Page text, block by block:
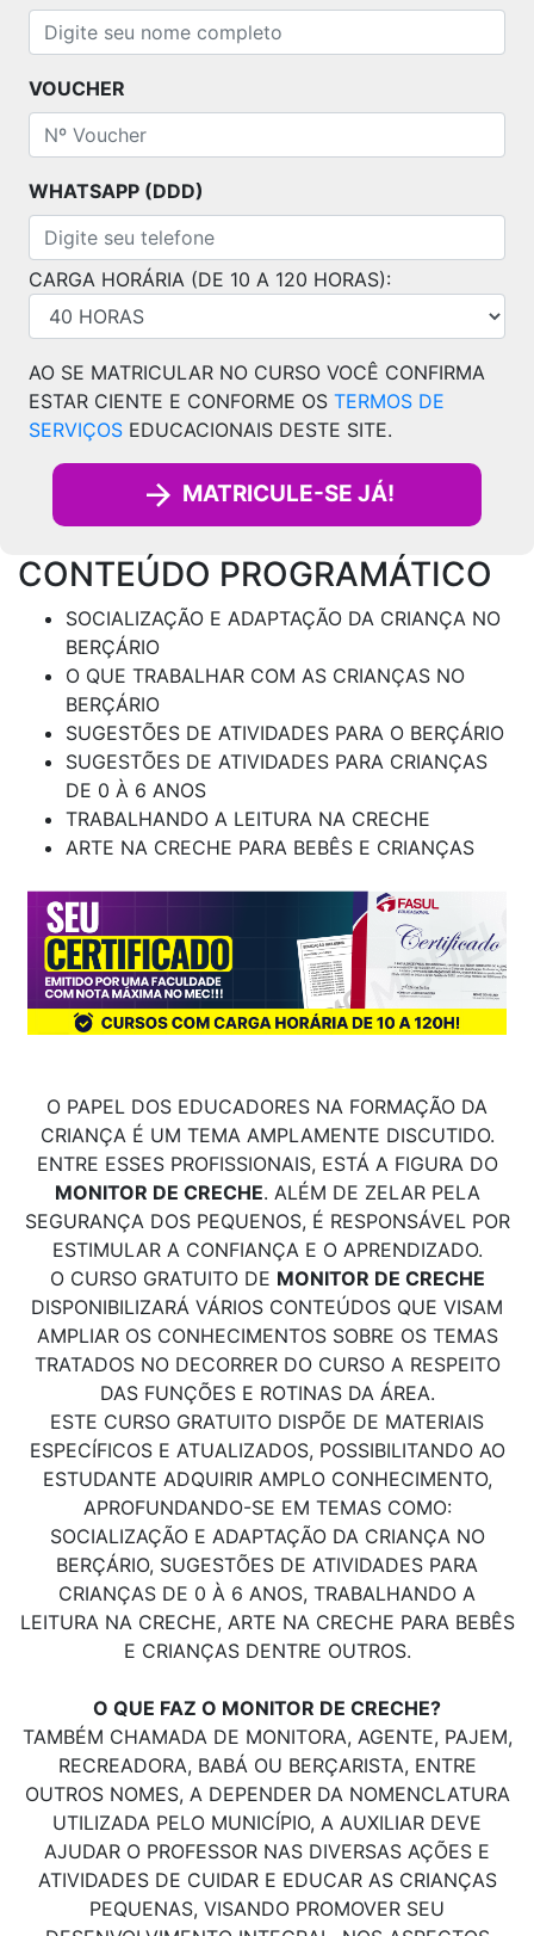
VOUCHER
WHATSAPP (DDD)
CARGA HORÁRIA (DE 10 A 120 HORAS):
AO SE MATRICULAR NO CURSO VOCÊ CONFIRMA
ESTAR CIENTE E CONFORME OS TERMOS DE
SERVIÇOS EDUCACIONAIS DESTE SITE.
MATRICULE-SE JÁ!
CONTEÚDO PROGRAMÁTICO
SOCIALIZAÇÃO E ADAPTAÇÃO DA CRIANÇA NO
BERÇÁRIO
O QUE TRABALHAR COM AS CRIANÇAS NO
BERÇÁRIO
SUGESTÕES DE ATIVIDADES PARA O BERÇÁRIO
SUGESTÕES DE ATIVIDADES PARA CRIANÇAS
DE 0 À 6 ANOS
TRABALHANDO A LEITURA NA CRECHE
ARTE NA CRECHE PARA BEBÊS E CRIANÇAS
O PAPEL DOS EDUCADORES NA FORMAÇÃO DA
CRIANÇA É UM TEMA AMPLAMENTE DISCUTIDO.
ENTRE ESSES PROFISSIONAIS, ESTÁ A FIGURA DO
MONITOR DE CRECHE. ALÉM DE ZELAR PELA
SEGURANÇA DOS PEQUENOS, É RESPONSÁVEL POR
ESTIMULAR A CONFIANÇA E O APRENDIZADO.
O CURSO GRATUITO DE MONITOR DE CRECHE
DISPONIBILIZARÁ VÁRIOS CONTEÚDOS QUE VISAM
AMPLIAR OS CONHECIMENTOS SOBRE OS TEMAS
TRATADOS NO DECORRER DO CURSO A RESPEITO
DAS FUNÇÕES E ROTINAS DA ÁREA.
ESTE CURSO GRATUITO DISPÕE DE MATERIAIS
ESPECÍFICOS E ATUALIZADOS, POSSIBILITANDO AO
ESTUDANTE ADQUIRIR AMPLO CONHECIMENTO,
APROFUNDANDO-SE EM TEMAS COMO:
SOCIALIZAÇÃO E ADAPTAÇÃO DA CRIANÇA NO
BERÇÁRIO, SUGESTÕES DE ATIVIDADES PARA
CRIANÇAS DE 0 À 6 ANOS, TRABALHANDO A
LEITURA NA CRECHE, ARTE NA CRECHE PARA BEBÊS
E CRIANÇAS DENTRE OUTROS.
O QUE FAZ O MONITOR DE CRECHE?
TAMBÉM CHAMADA DE MONITORA, AGENTE, PAJEM,
RECREADORA, BABÁ OU BERÇARISTA, ENTRE
OUTROS NOMES, A DEPENDER DA NOMENCLATURA
UTILIZADA PELO MUNICÍPIO, A AUXILIAR DEVE
AJUDAR O PROFESSOR NAS DIVERSAS AÇÕES E
ATIVIDADES DE CUIDAR E EDUCAR AS CRIANÇAS
PEQUENAS, VISANDO PROMOVER SEU